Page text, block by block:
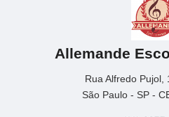
Allemande
Rua Alfredo Pujol,
São Paulo - SP -